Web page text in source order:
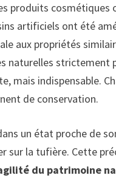
produits
artificiels ont été
aux propriétés
naturelles
mais indispensable.
de conservation.
un état proche de
sur la tufière. Cette
du patrimoine